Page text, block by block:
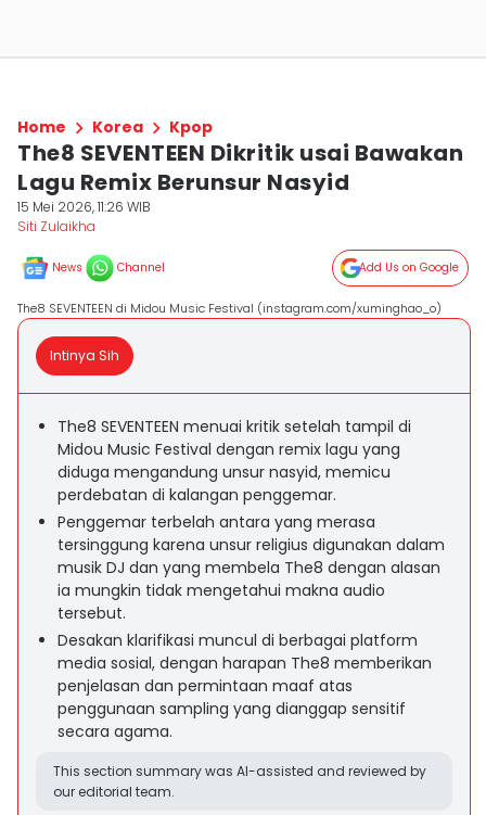
Home Korea Kpop
The8 SEVENTEEN Dikritik usai Bawakan
Lagu Remix Berunsur Nasyid
15 Mei 2026, 11:26 WIB
Siti Zulaikha
News Channel Add Us on Google
The8 SEVENTEEN di Midou Music Festival (instagram.com/xuminghao_o)
Intinya Sih
The8 SEVENTEEN menuai kritik setelah tampil di
Midou Music Festival dengan remix lagu yang
diduga mengandung unsur nasyid, memicu
perdebatan di kalangan penggemar.
Penggemar terbelah antara yang merasa
tersinggung karena unsur religius digunakan dalam
musik DJ dan yang membela The8 dengan alasan
ia mungkin tidak mengetahui makna audio
tersebut.
Desakan klarifikasi muncul di berbagai platform
media sosial, dengan harapan The8 memberikan
penjelasan dan permintaan maaf atas
penggunaan sampling yang dianggap sensitif
secara agama.
This section summary was AI-assisted and reviewed by
our editorial team.